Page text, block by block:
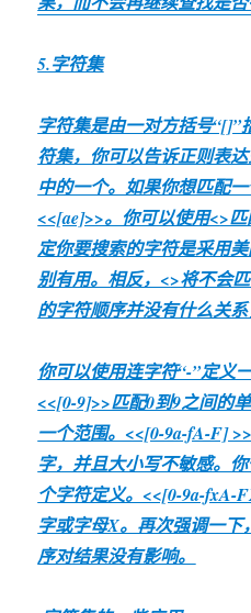
5.字符集
字符集是由一对方括号
符集，你可以告诉正则表
中的一个。如果你想匹配
<<[ae]>>。你可以使用<>
定你要搜索的字符是采用
别有用。相反，<>将不会
的字符顺序并没有什么关系
你可以使用连字符“-”定义
<<[0-9]>>匹配0到9之间的
一个范围。<<[0-9a-fA-F]
字，并且大小写不敏感。
个字符定义。<<[0-9a-fxA-
字或字母X。再次强调一
序对结果没有影响。